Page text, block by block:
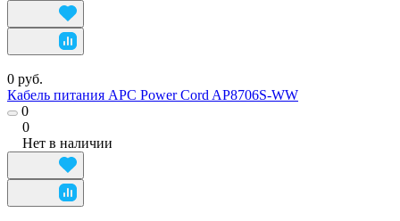
0 руб.
Кабель питания APC Power Cord AP8706S-WW
0
0
Нет в наличии